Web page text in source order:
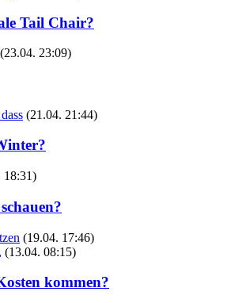
Tail Chair?
(23.04. 23:09)
(21.04. 21:44)
18:31)
(19.04. 17:46)
(13.04. 08:15)
kommen?